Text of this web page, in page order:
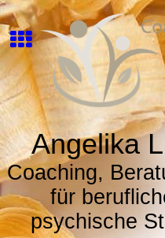
Angelika
Coaching,
für
psychische